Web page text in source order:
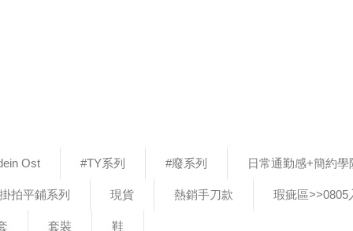
Ost #TY系列 #廢系列 日常通勤感+簡約學
拍平鋪系列 現貨 熱銷手刀款 瑕疵區>>0805
套裝 鞋